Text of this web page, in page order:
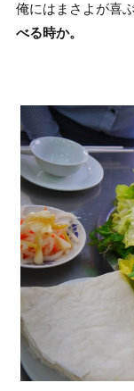
俺にはまさよが喜
べる時か。